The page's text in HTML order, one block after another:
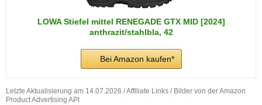
LOWA Stiefel mittel RENEGADE GTX MID [2024]
anthrazit/stahlbla, 42
Bei Amazon kaufen*
Letzte Aktualisierung am 14.07.2026 / Affiliate Links / Bilder von der Amazon
Product Advertising API